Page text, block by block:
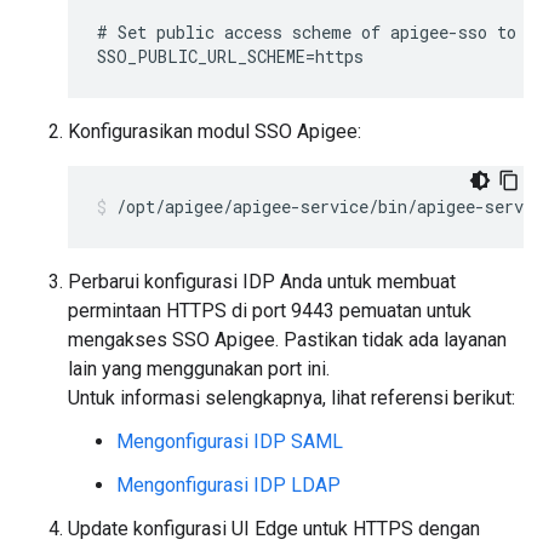
# Set public access scheme of apigee-sso to
SSO_PUBLIC_URL_SCHEME=https
Konfigurasikan modul SSO Apigee:
/opt/apigee/apigee-service/bin/apigee-
Perbarui konfigurasi IDP Anda untuk membuat
permintaan HTTPS di port 9443 pemuatan untuk
mengakses SSO Apigee. Pastikan tidak ada layanan
lain yang menggunakan port ini.
Untuk informasi selengkapnya, lihat referensi berikut:
Mengonfigurasi IDP SAML
Mengonfigurasi IDP LDAP
Update konfigurasi UI Edge untuk HTTPS dengan